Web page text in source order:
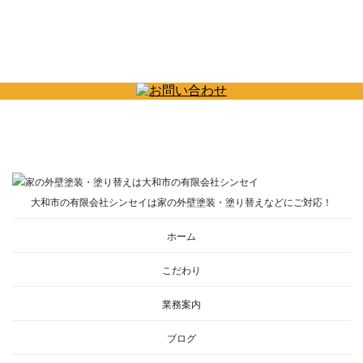
大和市の有限会社シンセイは家の外壁塗装・塗り替えなどにご対応！
ホーム
こだわり
業務案内
ブログ